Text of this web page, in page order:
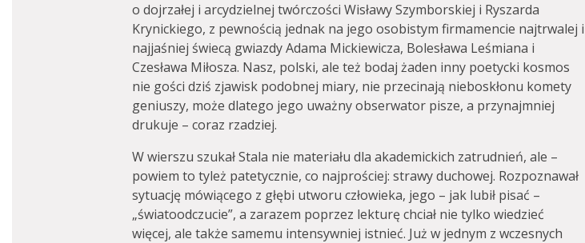
o dojrzałej i arcydzielnej twórczości Wisławy Szymborskiej i Ryszarda
Krynickiego, z pewnością jednak na jego osobistym firmamencie najtrwalej i
najjaśniej świecą gwiazdy Adama Mickiewicza, Bolesława Leśmiana i
Czesława Miłosza. Nasz, polski, ale też bodaj żaden inny poetycki kosmos
nie gości dziś zjawisk podobnej miary, nie przecinają nieboskłonu komety
geniuszy, może dlatego jego uważny obserwator pisze, a przynajmniej
drukuje – coraz rzadziej.
W wierszu szukał Stala nie materiału dla akademickich zatrudnień, ale –
powiem to tyleż patetycznie, co najprościej: strawy duchowej. Rozpoznawał
sytuację mówiącego z głębi utworu człowieka, jego – jak lubił pisać –
„światoodczucie”, a zarazem poprzez lekturę chciał nie tylko wiedzieć
więcej, ale także samemu intensywniej istnieć. Już w jednym z wczesnych